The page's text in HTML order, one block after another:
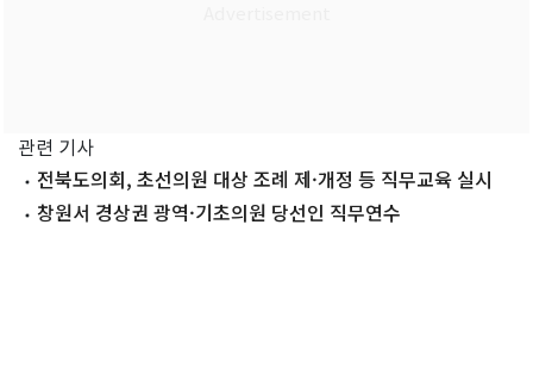
관련 기사
전북도의회, 초선의원 대상 조례 제·개정 등 직무교육 실시
창원서 경상권 광역·기초의원 당선인 직무연수